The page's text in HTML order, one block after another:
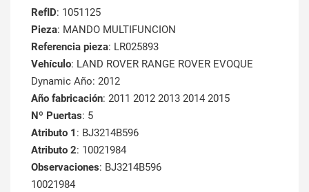
RefID: 1051125
Pieza: MANDO MULTIFUNCION
Referencia pieza: LR025893
Vehículo: LAND ROVER RANGE ROVER EVOQUE
Dynamic Año: 2012
Año fabricación: 2011 2012 2013 2014 2015
Nº Puertas: 5
Atributo 1 : BJ3214B596
Atributo 2: 10021984
Observaciones: BJ3214B596
10021984